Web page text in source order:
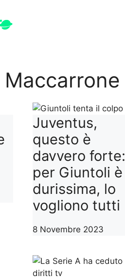
Juventus,
questo è
davvero forte:
per Giuntoli è
durissima, lo
vogliono tutti
8 Novembre 2023